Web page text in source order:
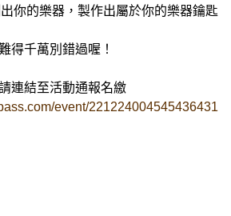
你的樂器，製作出屬於你的樂器鑰匙
得千萬別錯過喔！
連結至活動通報名繳
event/221224004545436431